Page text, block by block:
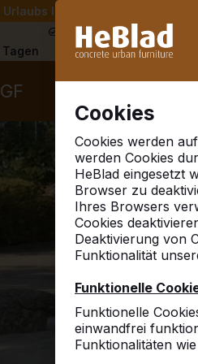
liefern wir von Woche
Cookies
Cookies werden
werden Cookies
HeBlad eingesetzt
Browser zu
Ihres Browsers
Cookies
Deaktivierung von
Funktionalität
Funktionelle
Funktionelle
einwandfrei
Funktionalitäten
Schon mehr als